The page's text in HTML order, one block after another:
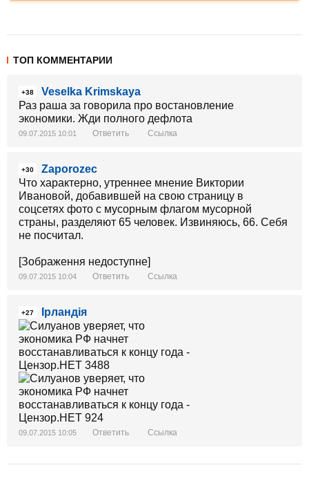
ТОП КОММЕНТАРИИ
+38
Veselka Krimskaya
Раз раша за говорила про востановление
экономики. Жди полного дефлота
09.07.2015 10:01 Ответить Ссылка
+30
Zaporozec
Что характерно, утреннее мнение Виктории
Ивановой, добавившей на свою страницу в
соцсетях фото с мусорным флагом мусорной
страны, разделяют 65 человек. Извиняюсь, 66. Себя
не посчитал.
[Зображення недоступне]
09.07.2015 10:04 Ответить Ссылка
+27 Ірландія
09.07.2015 10:05 Ответить Ссылка